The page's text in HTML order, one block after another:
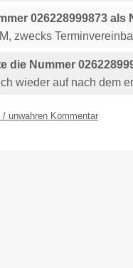
026228999873 als
zwecks
die Nummer
wieder auf nach dem
unwahren Kommentar